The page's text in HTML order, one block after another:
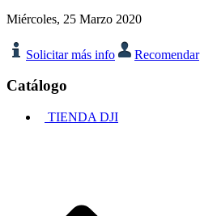
Miércoles, 25 Marzo 2020
Solicitar más info Recomendar
Catálogo
TIENDA DJI